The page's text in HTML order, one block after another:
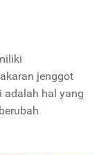
jenggot
adalah hal yang